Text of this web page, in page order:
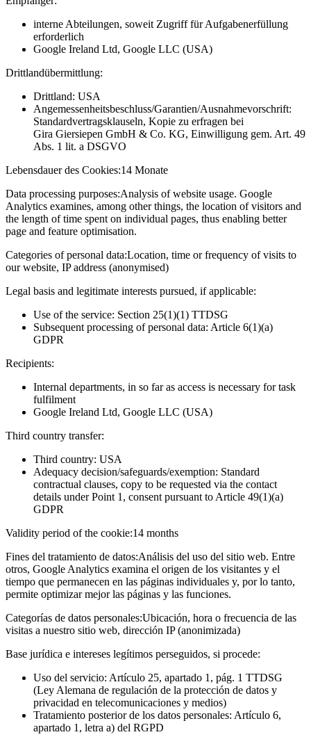
interne Abteilungen, soweit Zugriff für Aufgabenerfüllung
erforderlich
Google Ireland Ltd, Google LLC (USA)
Drittlandübermittlung:
Drittland: USA
Angemessenheitsbeschluss/Garantien/Ausnahmevorschrift:
Standardvertragsklauseln, Kopie zu erfragen bei
Gira Giersiepen GmbH & Co. KG, Einwilligung gem. Art. 49
Abs. 1 lit. a DSGVO
Lebensdauer des Cookies:14 Monate
Data processing purposes:Analysis of website usage. Google
Analytics examines, among other things, the location of visitors and
the length of time spent on individual pages, thus enabling better
page and feature optimisation.
Categories of personal data:Location, time or frequency of visits to
our website, IP address (anonymised)
Legal basis and legitimate interests pursued, if applicable:
Use of the service: Section 25(1)(1) TTDSG
Subsequent processing of personal data: Article 6(1)(a)
GDPR
Recipients:
Internal departments, in so far as access is necessary for task
fulfilment
Google Ireland Ltd, Google LLC (USA)
Third country transfer:
Third country: USA
Adequacy decision/safeguards/exemption: Standard
contractual clauses, copy to be requested via the contact
details under Point 1, consent pursuant to Article 49(1)(a)
GDPR
Validity period of the cookie:14 months
Fines del tratamiento de datos:Análisis del uso del sitio web. Entre
otros, Google Analytics examina el origen de los visitantes y el
tiempo que permanecen en las páginas individuales y, por lo tanto,
permite optimizar mejor las páginas y las funciones.
Categorías de datos personales:Ubicación, hora o frecuencia de las
visitas a nuestro sitio web, dirección IP (anonimizada)
Base jurídica e intereses legítimos perseguidos, si procede:
Uso del servicio: Artículo 25, apartado 1, pág. 1 TTDSG
(Ley Alemana de regulación de la protección de datos y
privacidad en telecomunicaciones y medios)
Tratamiento posterior de los datos personales: Artículo 6,
apartado 1, letra a) del RGPD